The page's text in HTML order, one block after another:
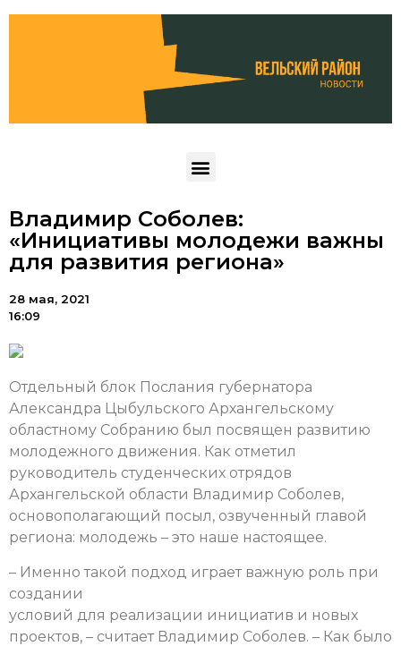
Владимир Соболев:
«Инициативы молодежи важны
для развития региона»
28 мая, 2021
16:09
Отдельный блок Послания губернатора
Александра Цыбульского Архангельскому
областному Собранию был посвящен развитию
молодежного движения. Как отметил
руководитель студенческих отрядов
Архангельской области Владимир Соболев,
основополагающий посыл, озвученный главой
региона: молодежь – это наше настоящее.
– Именно такой подход играет важную роль при
создании
условий для реализации инициатив и новых
проектов, – считает Владимир Соболев. – Как было